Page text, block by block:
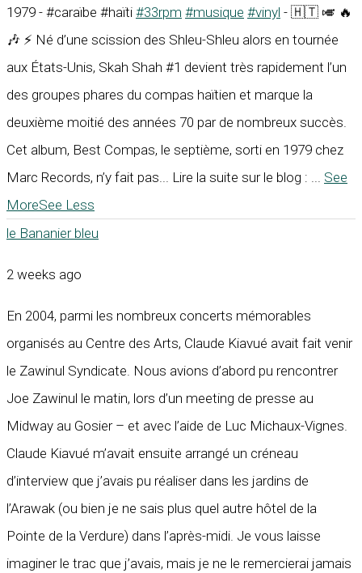
1979 - #caraïbe #haïti #33rpm #musique #vinyl - 🇭🇹 🎺 🔥
🎶 ⚡ Né d’une scission des Shleu-Shleu alors en tournée
aux États-Unis, Skah Shah #1 devient très rapidement l’un
des groupes phares du compas haïtien et marque la
deuxième moitié des années 70 par de nombreux succès.
Cet album, Best Compas, le septième, sorti en 1979 chez
Marc Records, n’y fait pas... Lire la suite sur le blog : ... See
MoreSee Less
le Bananier bleu
2 weeks ago
En 2004, parmi les nombreux concerts mémorables
organisés au Centre des Arts, Claude Kiavué avait fait venir
le Zawinul Syndicate. Nous avions d’abord pu rencontrer
Joe Zawinul le matin, lors d’un meeting de presse au
Midway au Gosier – et avec l’aide de Luc Michaux-Vignes.
Claude Kiavué m’avait ensuite arrangé un créneau
d’interview que j’avais pu réaliser dans les jardins de
l’Arawak (ou bien je ne sais plus quel autre hôtel de la
Pointe de la Verdure) dans l’après-midi. Je vous laisse
imaginer le trac que j’avais, mais je ne le remercierai jamais